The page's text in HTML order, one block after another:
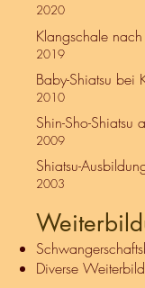
2020
Klangschale
2019
Baby-Shiatsu bei
2010
Shin-Sho-Shiatsu
2009
Shiatsu-
2003
Diverse